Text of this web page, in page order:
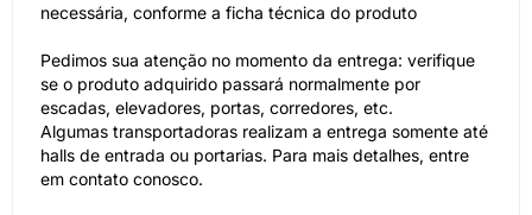
necessária, conforme a ficha técnica do produto
Pedimos sua atenção no momento da entrega: verifique
se o produto adquirido passará normalmente por
escadas, elevadores, portas, corredores, etc.
Algumas transportadoras realizam a entrega somente até
halls de entrada ou portarias. Para mais detalhes, entre
em contato conosco.